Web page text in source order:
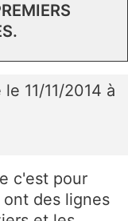
le 11/11/2014 à
c'est pour
des lignes